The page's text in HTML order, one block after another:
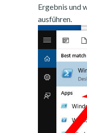
Ergebnis und
ausführen.